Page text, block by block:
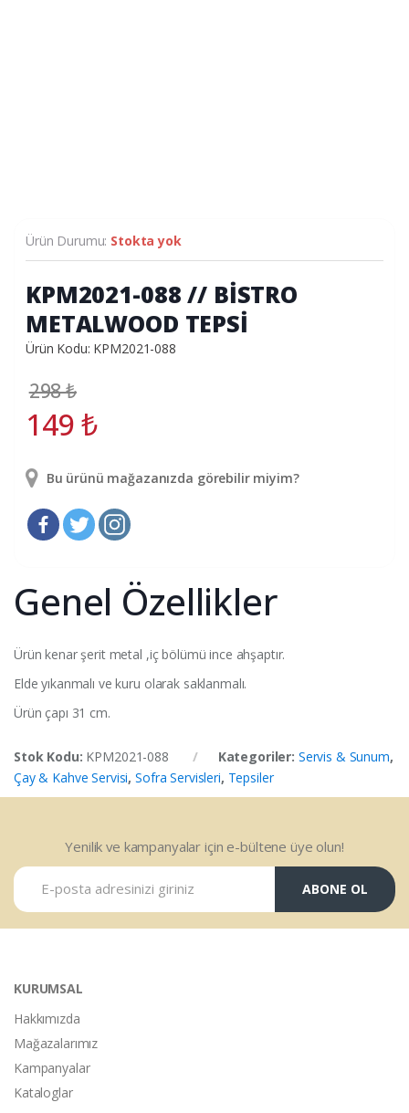
Ürün Durumu: Stokta yok
KPM2021-088 // BİSTRO
METALWOOD TEPSİ
Ürün Kodu: KPM2021-088
298₺
149₺
Bu ürünü mağazanızda görebilir miyim?
Genel Özellikler
Ürün kenar şerit metal ,iç bölümü ince ahşaptır.
Elde yıkanmalı ve kuru olarak saklanmalı.
Ürün çapı 31 cm.
Stok Kodu: KPM2021-088 Kategoriler: Servis & Sunum,
Çay & Kahve Servisi,Sofra Servisleri, Tepsiler
Yenilik ve kampanyalar için e-bültene üye olun!
ABONE OL
KURUMSAL
Hakkımızda
Mağazalarımız
Kampanyalar
Kataloglar